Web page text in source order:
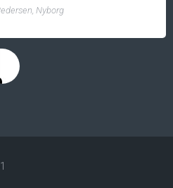
Nyborg